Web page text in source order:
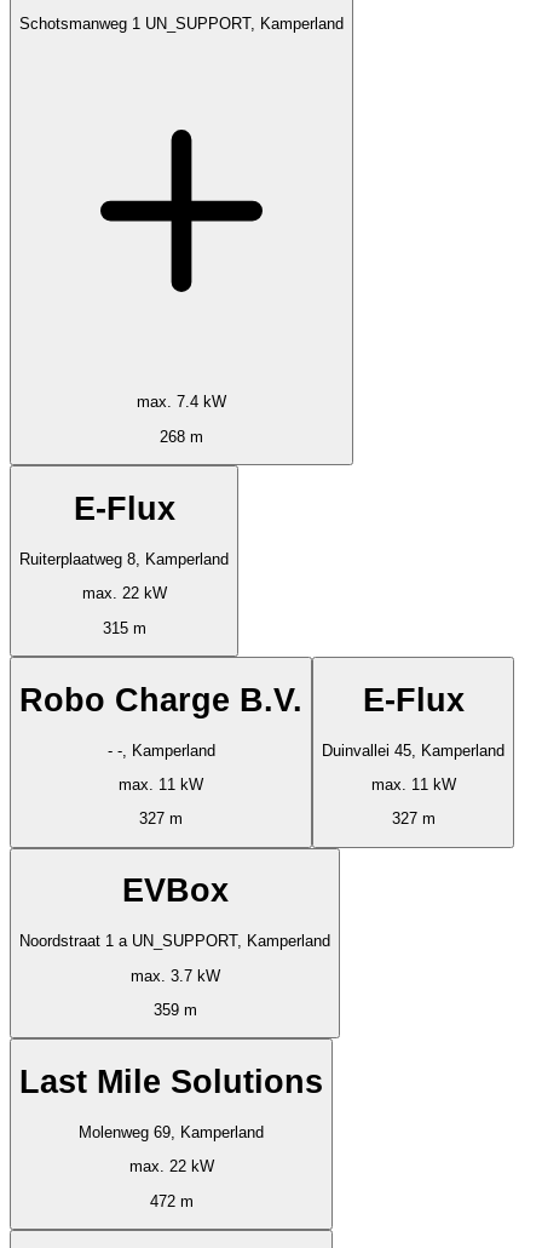
Schotsmanweg 1 UN_SUPPORT, Kamperland
max. 7.4 kW
268 m
E-Flux
Ruiterplaatweg 8, Kamperland
max. 22 kW
315 m
Robo Charge B.V.
- -, Kamperland
max. 11 kW
327 m
E-Flux
Duinvallei 45, Kamperland
max. 11 kW
327 m
EVBox
Noordstraat 1 a UN_SUPPORT, Kamperland
max. 3.7 kW
359 m
Last Mile Solutions
Molenweg 69, Kamperland
max. 22 kW
472 m